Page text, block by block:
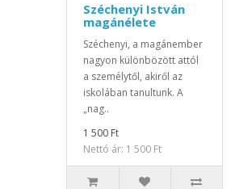
Széchenyi István
magánélete
Széchenyi, a magánember
nagyon különbözött attól
a személytől, akiről az
iskolában tanultunk. A
„nag..
1 500 Ft
Nettó ár: 1 500 Ft